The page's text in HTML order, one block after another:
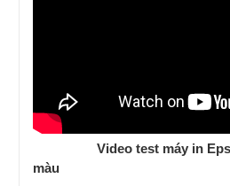
Video test máy in
màu